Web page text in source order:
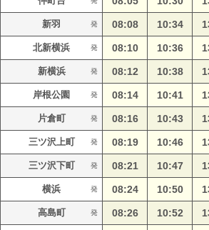
新羽 発 08:08 10:34
北新横浜 発 08:10 10:36
新横浜 発 08:12 10:38
岸根公園 発 08:14 10:41
片倉町 発 08:16 10:43
三ツ沢上町 発 08:19 10:46
三ツ沢下町 発 08:21 10:47
横浜 発 08:24 10:50
高島町 発 08:26 10:52